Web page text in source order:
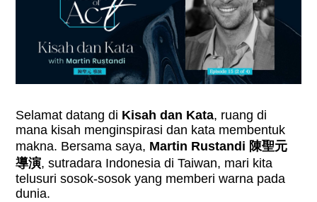
Selamat datang di Kisah dan Kata, ruang di
mana kisah menginspirasi dan kata membentuk
makna. Bersama saya, Martin Rustandi 陳聖元
導演, sutradara Indonesia di Taiwan, mari kita
telusuri sosok-sosok yang memberi warna pada
dunia.